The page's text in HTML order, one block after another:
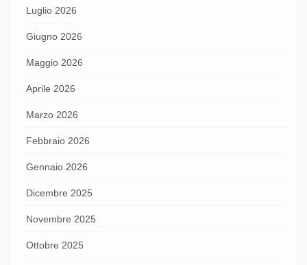
Luglio 2026
Giugno 2026
Maggio 2026
Aprile 2026
Marzo 2026
Febbraio 2026
Gennaio 2026
Dicembre 2025
Novembre 2025
Ottobre 2025